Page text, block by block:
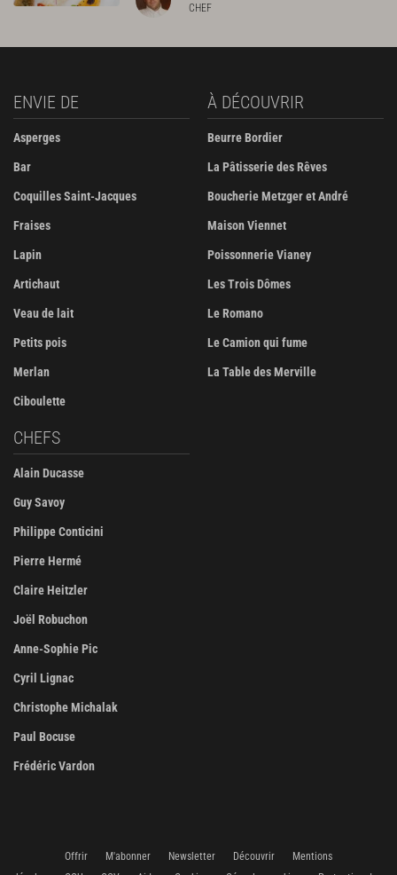
CHEF
ENVIE DE
Asperges
Bar
Coquilles Saint-Jacques
Fraises
Lapin
Artichaut
Veau de lait
Petits pois
Merlan
Ciboulette
À DÉCOUVRIR
Beurre Bordier
La Pâtisserie des Rêves
Boucherie Metzger et André
Maison Viennet
Poissonnerie Vianey
Les Trois Dômes
Le Romano
Le Camion qui fume
La Table des Merville
CHEFS
Alain Ducasse
Guy Savoy
Philippe Conticini
Pierre Hermé
Claire Heitzler
Joël Robuchon
Anne-Sophie Pic
Cyril Lignac
Christophe Michalak
Paul Bocuse
Frédéric Vardon
Offrir M'abonner Newsletter Découvrir
Mentions